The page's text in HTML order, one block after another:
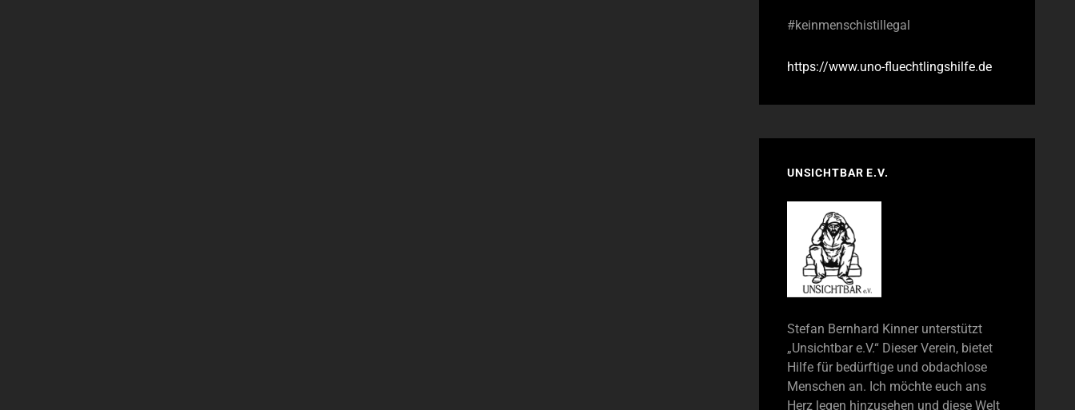
#keinmenschistillegal
https://www.uno-fluechtlingshilfe.de
UNSICHTBAR E.V.
Stefan Bernhard Kinner unterstützt
„Unsichtbar e.V.“ Dieser Verein, bietet
Hilfe für bedürftige und obdachlose
Menschen an. Ich möchte euch ans
Herz legen hinzusehen und diese Welt